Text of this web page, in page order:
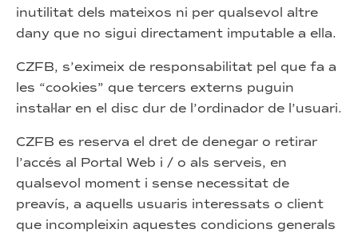
inutilitat dels mateixos ni per qualsevol altre
dany que no sigui directament imputable a ella.
CZFB, s’eximeix de responsabilitat pel que fa a
les “cookies” que tercers externs puguin
instal·lar en el disc dur de l’ordinador de l’usuari.
CZFB es reserva el dret de denegar o retirar
l’accés al Portal Web i / o als serveis, en
qualsevol moment i sense necessitat de
preavís, a aquells usuaris interessats o client
que incompleixin aquestes condicions generals